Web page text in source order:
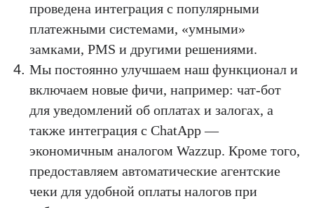
проведена интеграция с популярными
платежными системами, «умными»
замками, PMS и другими решениями.
Мы постоянно улучшаем наш функционал и
включаем новые фичи, например: чат-бот
для уведомлений об оплатах и залогах, а
также интеграция с ChatApp —
экономичным аналогом Wazzup. Кроме того,
предоставляем автоматические агентские
чеки для удобной оплаты налогов при